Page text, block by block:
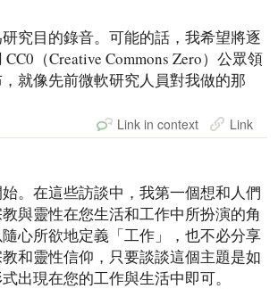
究目的錄音。可能的話，我希望將逐
（Creative Commons Zero）公眾領
就像先前微軟研究人員對我做的那
Link in context Link
。在這些訪談中，我第一個想和人們
與靈性在您生活和工作中所扮演的角
心所欲地定義「工作」，也不必分享
和靈性信仰，只要談談這個主題是如
出現在您的工作與生活中即可。